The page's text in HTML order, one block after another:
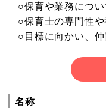
○保育や業務につい
○保育士の専門性や
○目標に向かい、仲
名称